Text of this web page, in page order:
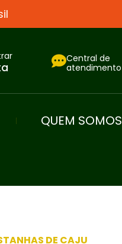
Central de
atendimento
QUEM SOMOS
DE CAJU